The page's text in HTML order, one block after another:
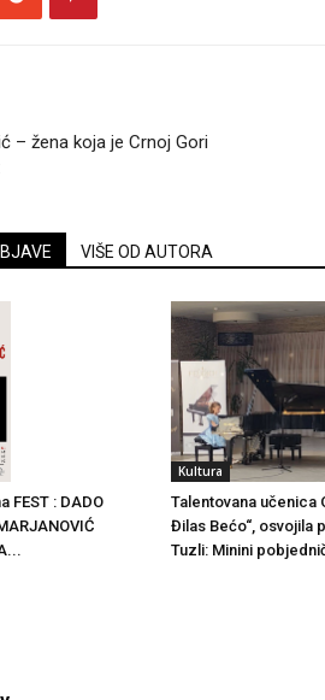
– žena koja je Crnoj Gori
VIŠE OD AUTORA
FEST : DADO
Kultura
Talentovana učenica
Đilas Bećo“, osvojila
Tuzli: Minini